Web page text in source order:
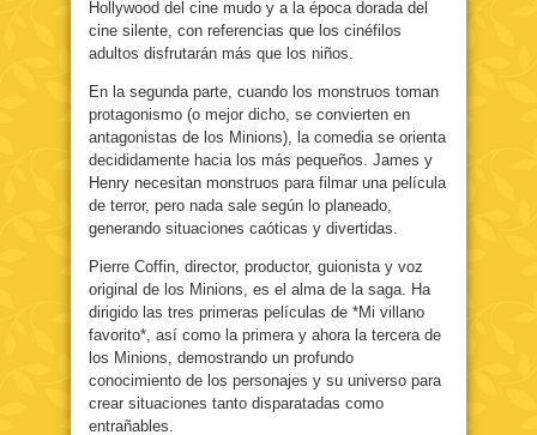
Hollywood del cine mudo y a la época dorada del
cine silente, con referencias que los cinéfilos
adultos disfrutarán más que los niños.
En la segunda parte, cuando los monstruos toman
protagonismo (o mejor dicho, se convierten en
antagonistas de los Minions), la comedia se orienta
decididamente hacia los más pequeños. James y
Henry necesitan monstruos para filmar una película
de terror, pero nada sale según lo planeado,
generando situaciones caóticas y divertidas.
Pierre Coffin, director, productor, guionista y voz
original de los Minions, es el alma de la saga. Ha
dirigido las tres primeras películas de *Mi villano
favorito*, así como la primera y ahora la tercera de
los Minions, demostrando un profundo
conocimiento de los personajes y su universo para
crear situaciones tanto disparatadas como
entrañables.